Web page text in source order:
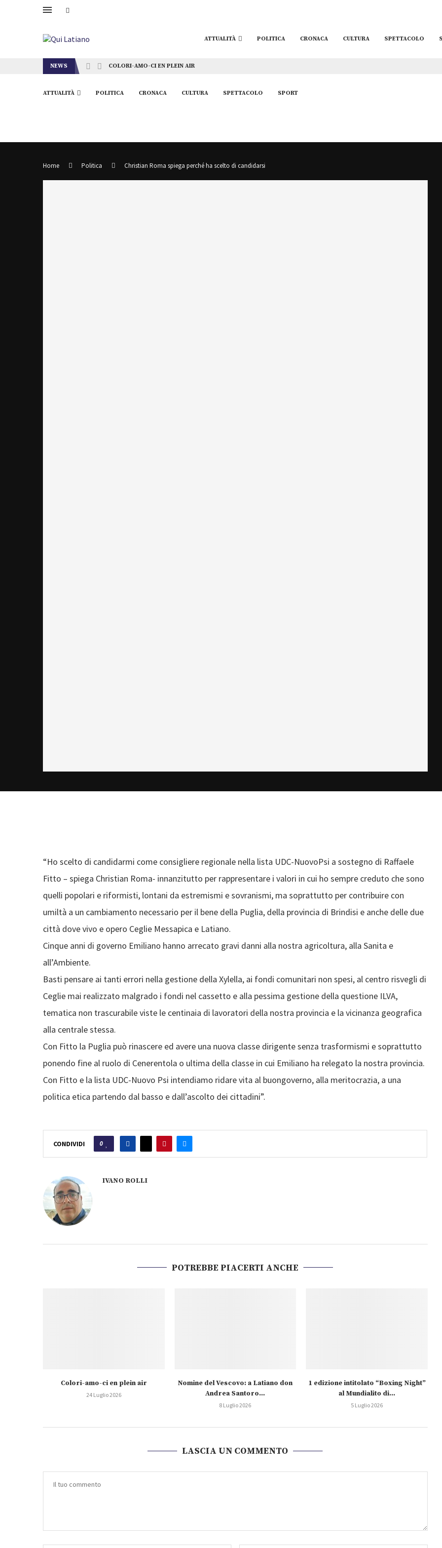
ATTUALITÀ POLITICA CRONACA CULTURA SPETTACOLO
NEWS COLORI-AMO-CI EN PLEIN AIR
ATTUALITÀ POLITICA CRONACA CULTURA SPETTACOLO SPORT
Home Politica Christian Roma spiega perché ha scelto di candidarsi
“Ho scelto di candidarmi come consigliere regionale nella lista UDC-NuovoPsi a sostegno di Raffaele
Fitto – spiega Christian Roma- innanzitutto per rappresentare i valori in cui ho sempre creduto che sono
quelli popolari e riformisti, lontani da estremismi e sovranismi, ma soprattutto per contribuire con
umiltà a un cambiamento necessario per il bene della Puglia, della provincia di Brindisi e anche delle due
città dove vivo e opero Ceglie Messapica e Latiano.
Cinque anni di governo Emiliano hanno arrecato gravi danni alla nostra agricoltura, alla Sanita e
all’Ambiente.
Basti pensare ai tanti errori nella gestione della Xylella, ai fondi comunitari non spesi, al centro risvegli di
Ceglie mai realizzato malgrado i fondi nel cassetto e alla pessima gestione della questione ILVA,
tematica non trascurabile viste le centinaia di lavoratori della nostra provincia e la vicinanza geografica
alla centrale stessa.
Con Fitto la Puglia può rinascere ed avere una nuova classe dirigente senza trasformismi e soprattutto
ponendo fine al ruolo di Cenerentola o ultima della classe in cui Emiliano ha relegato la nostra provincia.
Con Fitto e la lista UDC-Nuovo Psi intendiamo ridare vita al buongoverno, alla meritocrazia, a una
politica etica partendo dal basso e dall’ascolto dei cittadini”.
CONDIVIDI 0
IVANO ROLLI
POTREBBE PIACERTI ANCHE
Colori-amo-ci en plein air
24 Luglio 2026
Nomine del Vescovo: a Latiano don
Andrea Santoro...
8 Luglio 2026
1 edizione intitolato “Boxing Night”
al Mundialito di...
5 Luglio 2026
LASCIA UN COMMENTO